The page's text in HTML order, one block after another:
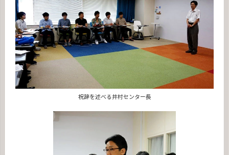
祝辞を述べる井村センター長